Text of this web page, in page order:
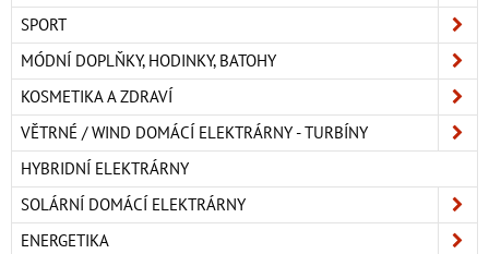
SPORT
MÓDNÍ DOPLŇKY, HODINKY, BATOHY
KOSMETIKA A ZDRAVÍ
VĚTRNÉ / WIND DOMÁCÍ ELEKTRÁRNY - TURBÍNY
HYBRIDNÍ ELEKTRÁRNY
SOLÁRNÍ DOMÁCÍ ELEKTRÁRNY
ENERGETIKA